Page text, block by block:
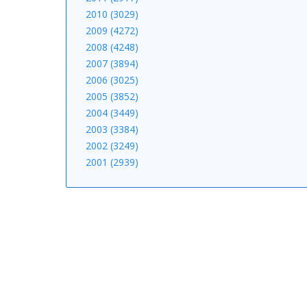
2010 (3029)
2009 (4272)
2008 (4248)
2007 (3894)
2006 (3025)
2005 (3852)
2004 (3449)
2003 (3384)
2002 (3249)
2001 (2939)